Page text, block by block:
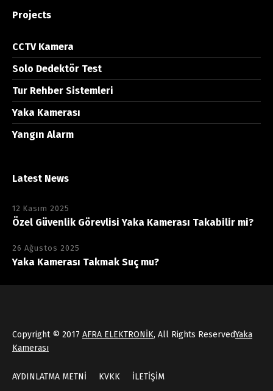
Projects
CCTV Kamera
Solo Dedektör Test
Tur Rehber Sistemleri
Yaka Kamerası
Yangın Alarm
Latest News
12 Kasım 2025
Özel Güvenlik Görevlisi Yaka Kamerası Takabilir mi?
26 Ağustos 2025
Yaka Kamerası Takmak Suç mu?
Copyright © 2017 AFRA ELEKTRONİK, All Rights ReservedYaka
Kamerası
AYDINLATMA METNİ KVKK İLETİŞİM